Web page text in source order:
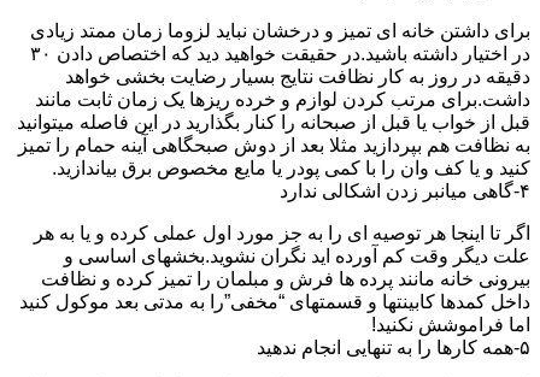
برای داشتن خانه ای تمیز و درخشان نباید لزوما زمان ممتد زیادی
در اختیار داشته باشید.در حقیقت خواهید دید که اختصاص دادن ۳۰
دقیقه در روز به کار نظافت نتایج بسیار رضایت بخشی خواهد
داشت.برای مرتب کردن لوازم و خرده ریزها یک زمان ثابت مانند
قبل از خواب یا قبل از صبحانه را کنار بگذارید در این فاصله میتوانید
به نظافت هم بپردازید مثلا بعد از دوش صبحگاهی آینه حمام را تمیز
کنید و یا کف وان را با کمی پودر یا مایع مخصوص برق بیاندازید.
۴-گاهی میانبر زدن اشکالی ندارد
اگر تا اینجا هر توصیه ای را به جز مورد اول عملی کرده و یا به هر
علت دیگر وقت کم آورده اید نگران نشوید.بخشهای اساسی و
بیرونی خانه مانند پرده ها فرش و مبلمان را تمیز کرده و نظافت
داخل کمدها کابینتها و قسمتهای “مخفی”را به مدتی بعد موکول کنید
اما فراموشش نکنید!
۵-همه کارها را به تنهایی انجام ندهید